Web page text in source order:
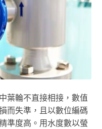
葉輪不直接相接，數值
而失準，且以數位編碼
準度高。用水度數以螢